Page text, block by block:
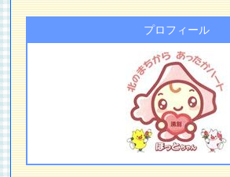
プロフィール